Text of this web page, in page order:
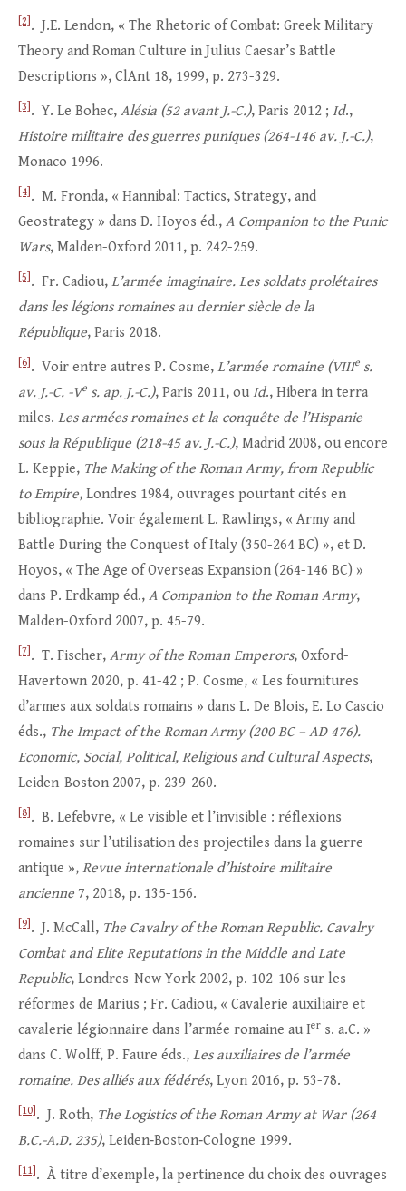
[2] . J.E. Lendon, « The Rhetoric of Combat: Greek Military
Theory and Roman Culture in Julius Caesar’s Battle
Descriptions », ClAnt 18, 1999, p. 273-329.
[3] . Y. Le Bohec, Alésia (52 avant J.-C.), Paris 2012 ; Id.,
Histoire militaire des guerres puniques (264-146 av. J.-C.),
Monaco 1996.
[4] . M. Fronda, « Hannibal: Tactics, Strategy, and
Geostrategy » dans D. Hoyos éd., A Companion to the Punic
Wars, Malden-Oxford 2011, p. 242-259.
[5] . Fr. Cadiou, L’armée imaginaire. Les soldats prolétaires
dans les légions romaines au dernier siècle de la
République, Paris 2018.
[6] . Voir entre autres P. Cosme, L’armée romaine (VIIIe s.
av. J.-C. -Ve s. ap. J.-C.), Paris 2011, ou Id., Hibera in terra
miles. Les armées romaines et la conquête de l’Hispanie
sous la République (218-45 av. J.-C.), Madrid 2008, ou encore
L. Keppie, The Making of the Roman Army, from Republic
to Empire, Londres 1984, ouvrages pourtant cités en
bibliographie. Voir également L. Rawlings, « Army and
Battle During the Conquest of Italy (350-264 BC) », et D.
Hoyos, « The Age of Overseas Expansion (264-146 BC) »
dans P. Erdkamp éd., A Companion to the Roman Army,
Malden-Oxford 2007, p. 45-79.
[7] . T. Fischer, Army of the Roman Emperors, Oxford-
Havertown 2020, p. 41-42 ; P. Cosme, « Les fournitures
d’armes aux soldats romains » dans L. De Blois, E. Lo Cascio
éds., The Impact of the Roman Army (200 BC – AD 476).
Economic, Social, Political, Religious and Cultural Aspects,
Leiden-Boston 2007, p. 239-260.
[8] . B. Lefebvre, « Le visible et l’invisible : réflexions
romaines sur l’utilisation des projectiles dans la guerre
antique », Revue internationale d’histoire militaire
ancienne 7, 2018, p. 135-156.
[9] . J. McCall, The Cavalry of the Roman Republic. Cavalry
Combat and Elite Reputations in the Middle and Late
Republic, Londres-New York 2002, p. 102-106 sur les
réformes de Marius ; Fr. Cadiou, « Cavalerie auxiliaire et
cavalerie légionnaire dans l’armée romaine au Ier s. a.C. »
dans C. Wolff, P. Faure éds., Les auxiliaires de l’armée
romaine. Des alliés aux fédérés, Lyon 2016, p. 53-78.
[10] . J. Roth, The Logistics of the Roman Army at War (264
B.C.-A.D. 235), Leiden‑Boston‑Cologne 1999.
[11] . À titre d’exemple, la pertinence du choix des ouvrages